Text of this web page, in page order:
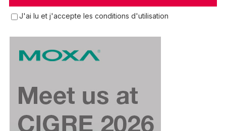
J'ai lu et j'accepte les conditions d'utilisation